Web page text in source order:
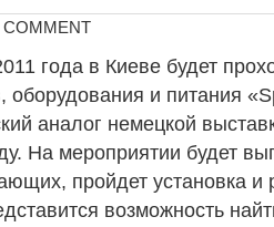
COMMENT
года в Киеве будет
оборудования и питания
аналог немецкой
На мероприятии будет
пройдет установка и
возможность